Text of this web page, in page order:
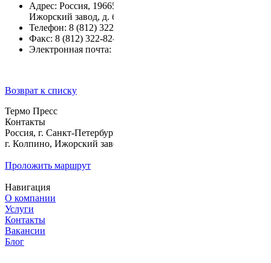
Адрес: Россия, 196650, Санкт-Петербург, г. Колпино,
Ижорский завод, д. б/н
Телефон: 8 (812) 322-89-80
Факс: 8 (812) 322-82-28
Электронная почта:
Возврат к списку
Термо Пресс
Контакты
Россия, г. Санкт-Петербург,
г. Колпино, Ижорский завод, д. б/н
Проложить маршрут
Навигация
О компании
Услуги
Контакты
Вакансии
Блог